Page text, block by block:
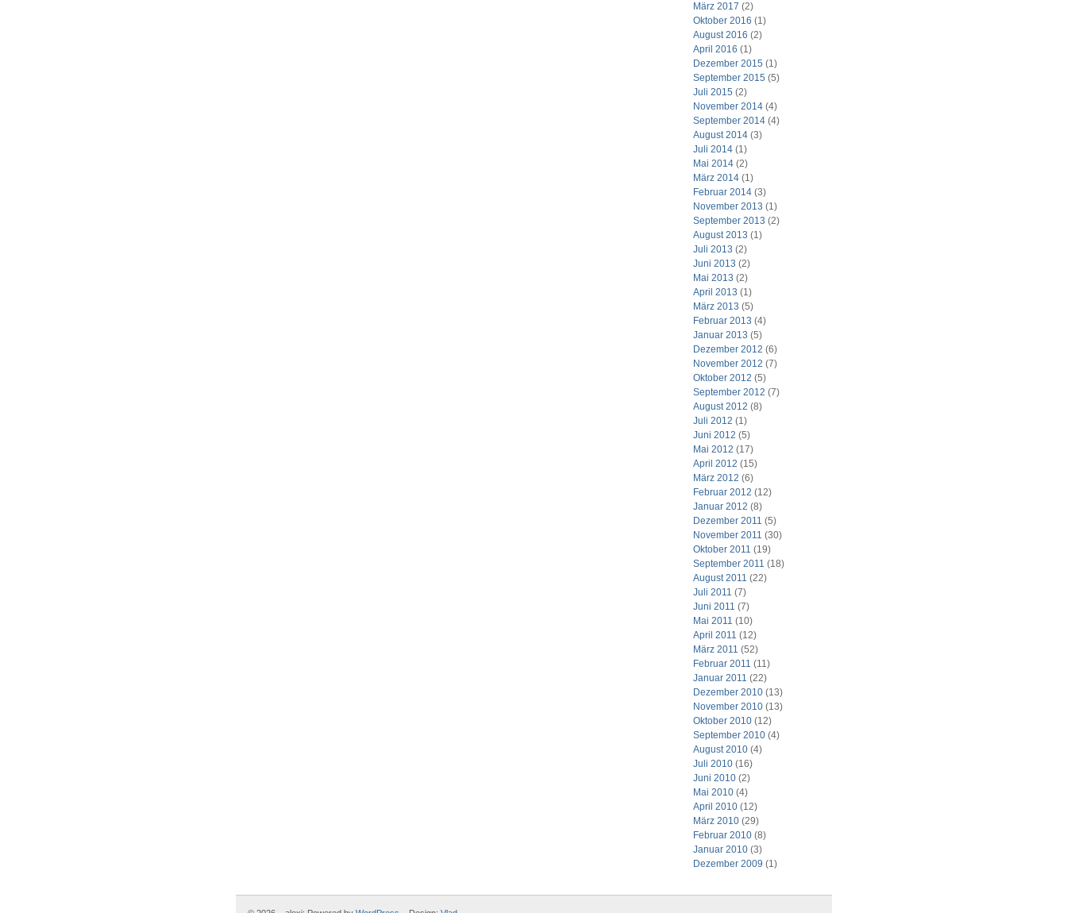
März 2017 (2)
Oktober 2016 (1)
August 2016 (2)
April 2016 (1)
Dezember 2015 (1)
September 2015 (5)
Juli 2015 (2)
November 2014(4)
September 2014(4)
August 2014(3)
Juli 2014(1)
Mai 2014(2)
März 2014(1)
Februar 2014(3)
November 2013 (1)
September 2013 (2)
August 2013 (1)
Juli 2013 (2)
Juni 2013 (2)
Mai 2013 (2)
April 2013 (1)
März 2013 (5)
Februar 2013 (4)
Januar 2013 (5)
Dezember 2012 (6)
November 2012 (7)
Oktober 2012 (5)
September 2012 (7)
August 2012 (8)
Juli 2012 (1)
Juni 2012 (5)
Mai 2012 (17)
April 2012 (15)
März 2012 (6)
Februar 2012 (12)
Januar 2012 (8)
Dezember 2011 (5)
November 2011 (30)
Oktober 2011 (19)
September 2011 (18)
August 2011 (22)
Juli 2011 (7)
Juni 2011 (7)
Mai 2011 (10)
April 2011 (12)
März 2011 (52)
Februar 2011 (11)
Januar 2011 (22)
Dezember 2010(13)
November 2010(13)
Oktober 2010(12)
September 2010(4)
August 2010(4)
Juli 2010(16)
Juni 2010(2)
Mai 2010(4)
April 2010(12)
März 2010(29)
Februar 2010(8)
Januar 2010(3)
Dezember 2009 (1)